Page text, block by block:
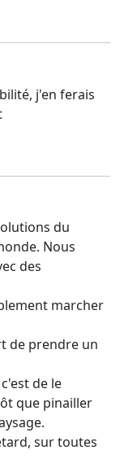
j'en ferais
du
Nous
des
marcher
de prendre un
de le
que pinailler
sur toutes